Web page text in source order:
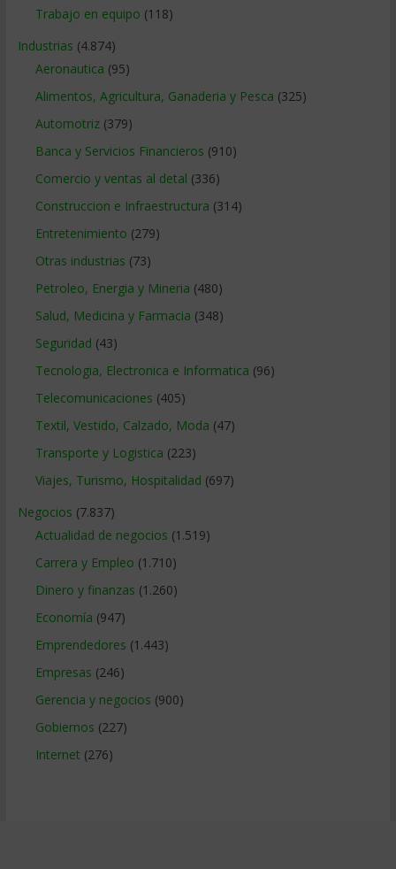
Trabajo en equipo (118)
Industrias (4.874)
Aeronautica (95)
Alimentos, Agricultura, Ganaderia y Pesca (325)
Automotriz(379)
Banca y Servicios Financieros (910)
Comercio y ventas al detal (336)
Construccion e Infraestructura (314)
Entretenimiento (279)
Otras industrias (73)
Petroleo, Energia y Mineria (480)
Salud, Medicina y Farmacia (348)
Seguridad (43)
Tecnologia, Electronica e Informatica (96)
Telecomunicaciones (405)
Textil, Vestido, Calzado, Moda (47)
Transporte y Logistica (223)
Viajes, Turismo, Hospitalidad (697)
Negocios (7.837)
Actualidad de negocios (1.519)
Carrera y Empleo (1.710)
Dinero y finanzas (1.260)
Economía (947)
Emprendedores (1.443)
Empresas (246)
Gerencia y negocios (900)
Gobiernos (227)
Internet (276)